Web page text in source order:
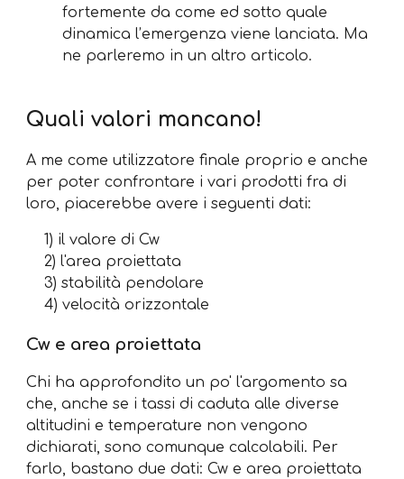
fortemente da come ed sotto quale
dinamica l’emergenza viene lanciata. Ma
ne parleremo in un altro articolo.
Quali valori mancano!
A me come utilizzatore finale proprio e anche
per poter confrontare i vari prodotti fra di
loro, piacerebbe avere i seguenti dati:
1) il valore di Cw
2) l'area proiettata
3) stabilità pendolare
4) velocità orizzontale
Cw e area proiettata
Chi ha approfondito un po' l'argomento sa
che, anche se i tassi di caduta alle diverse
altitudini e temperature non vengono
dichiarati, sono comunque calcolabili. Per
farlo, bastano due dati: Cw e area proiettata